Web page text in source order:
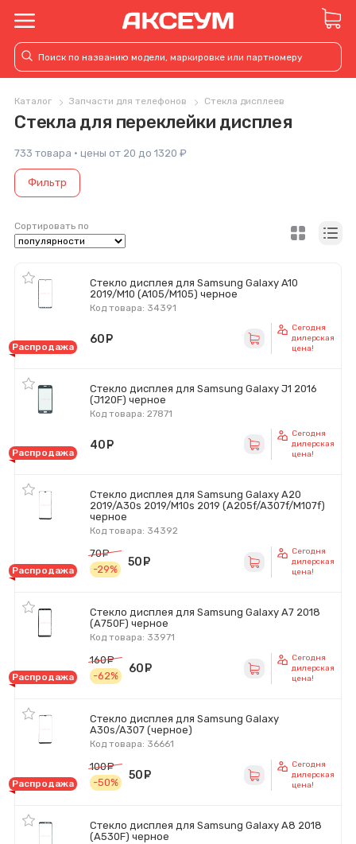
Каталог Запчасти для телефонов Стекла дисплеев
Стекла для переклейки дисплея
733 товара · цены от 20 до 1320 ₽
Фильтр
Сортировать по
Стекло дисплея для Samsung Galaxy A10
2019/M10 (A105/M105) черное
Код товара: 34391
Распродажа
60
Сегодня
дилерская
цена!
Стекло дисплея для Samsung Galaxy J1 2016
(J120F) черное
Код товара: 27871
Распродажа
40
Сегодня
дилерская
цена!
Стекло дисплея для Samsung Galaxy A20
2019/A30s 2019/M10s 2019 (A205f/A307f/M107f)
черное
Код товара: 34392
Распродажа
70
руб.
-29%
50
Сегодня
дилерская
цена!
Стекло дисплея для Samsung Galaxy A7 2018
(A750F) черное
Код товара: 33971
Распродажа
160
руб.
-62%
60
Сегодня
дилерская
цена!
Стекло дисплея для Samsung Galaxy
A30s/A307 (черное)
Код товара: 36661
Распродажа
100
руб.
-50%
50
Сегодня
дилерская
цена!
Стекло дисплея для Samsung Galaxy A8 2018
(A530F) черное